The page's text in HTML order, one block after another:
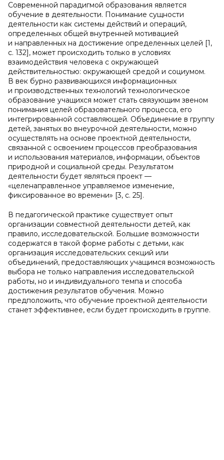
Современной парадигмой образования является
обучение в деятельности. Понимание сущности
деятельности как системы действий и операций,
определенных общей внутренней мотивацией
и направленных на достижение определенных целей [1,
с. 132], может происходить только в условиях
взаимодействия человека с окружающей
действительностью: окружающей средой и социумом.
В век бурно развивающихся информационных
и производственных технологий технологическое
образование учащихся может стать связующим звеном
понимания целей образовательного процесса, его
интегрированной составляющей. Объединение в группу
детей, занятых во внеурочной деятельности, можно
осуществлять на основе проектной деятельности,
связанной с освоением процессов преобразования
и использования материалов, информации, объектов
природной и социальной среды. Результатом
деятельности будет являться проект —
«целенаправленное управляемое изменение,
фиксированное во времени» [3, с. 25].
В педагогической практике существует опыт
организации совместной деятельности детей, как
правило, исследовательской. Большие возможности
содержатся в такой форме работы с детьми, как
организация исследовательских секций или
объединений, предоставляющих учащимся возможность
выбора не только направления исследовательской
работы, но и индивидуального темпа и способа
достижения результатов обучения. Можно
предположить, что обучение проектной деятельности
станет эффективнее, если будет происходить в группе.